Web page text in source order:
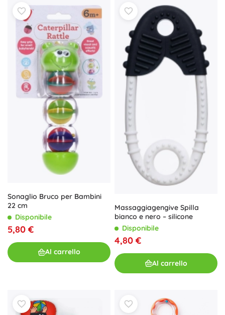
Sonaglio Bruco per Bambini
22 cm
Disponibile
5,80 €
Al carrello
Massaggiagengive Spilla
bianco e nero – silicone
Disponibile
4,80 €
Al carrello